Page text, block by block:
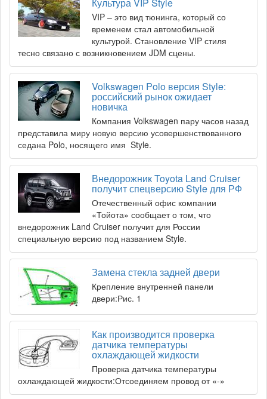
Культура VIP Style
VIP – это вид тюнинга, который со
временем стал автомобильной
культурой. Становление VIP стиля
тесно связано с возникновением JDM сцены.
Volkswagen Polo версия Style:
российский рынок ожидает
новичка
Компания Volkswagen пару часов назад
представила миру новую версию усовершенствованного
седана Polo, носящего имя Style.
Внедорожник Toyota Land Cruiser
получит спецверсию Style для РФ
Отечественный офис компании
«Тойота» сообщает о том, что
внедорожник Land Cruiser получит для России
специальную версию под названием Style.
Замена стекла задней двери
Крепление внутренней панели
двери:Рис. 1
Как производится проверка
датчика температуры
охлаждающей жидкости
Проверка датчика температуры
охлаждающей жидкости:Отсоединяем провод от «-»